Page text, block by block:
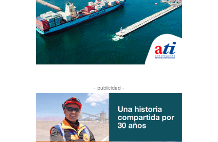
- publicidad -